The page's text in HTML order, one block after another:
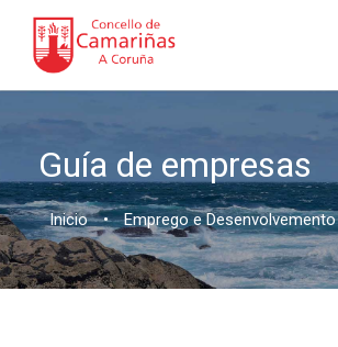
Guía de empresas
Inicio • Emprego e